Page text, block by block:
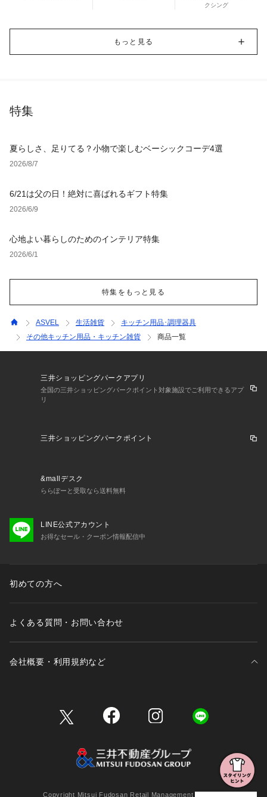
クシング
もっと見る
特集
夏らしさ、足りてる？小物で楽しむベーシックコーデ4選
2026/8/7
6/21は父の日！絶対に喜ばれるギフト特集
2026/6/9
心地よい暮らしのためのインテリア特集
2026/6/1
特集をもっと見る
ASVEL 生活雑貨
キッチン用品･調理器具
その他キッチン用品・キッチン雑貨
商品一覧
三井ショッピングパークアプリ
全国の三井ショッピングパークポイント対象施設でご利用できるアプ
リ
三井ショッピングパークポイント
&mallデスク
ららぽーと受取なら送料無料
LINE公式アカウント
お得なセール・クーポン情報配信中
初めての方へ
よくある質問・お問い合わせ
会社概要・利用規約など
Copyright Mitsui Fudosan Retail Management Co., Ltd.